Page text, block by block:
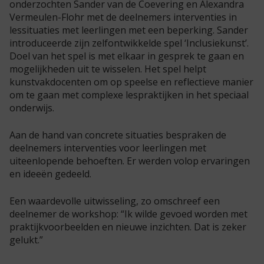
onderzochten Sander van de Coevering en Alexandra
Vermeulen-Flohr met de deelnemers interventies in
lessituaties met leerlingen met een beperking. Sander
introduceerde zijn zelfontwikkelde spel ‘Inclusiekunst’.
Doel van het spel is met elkaar in gesprek te gaan en
mogelijkheden uit te wisselen. Het spel helpt
kunstvakdocenten om op speelse en reflectieve manier
om te gaan met complexe lespraktijken in het speciaal
onderwijs.
Aan de hand van concrete situaties bespraken de
deelnemers interventies voor leerlingen met
uiteenlopende behoeften. Er werden volop ervaringen
en ideeën gedeeld.
Een waardevolle uitwisseling, zo omschreef een
deelnemer de workshop: “Ik wilde gevoed worden met
praktijkvoorbeelden en nieuwe inzichten. Dat is zeker
gelukt.”